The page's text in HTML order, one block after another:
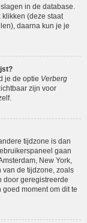
in de database.
klikken (deze staat
daarna kun je je
je de optie Verberg
zijn voor
tijdzone is dan
gaan
New York,
van de tijdzone, zoals
door geregistreerde
moment om dit te